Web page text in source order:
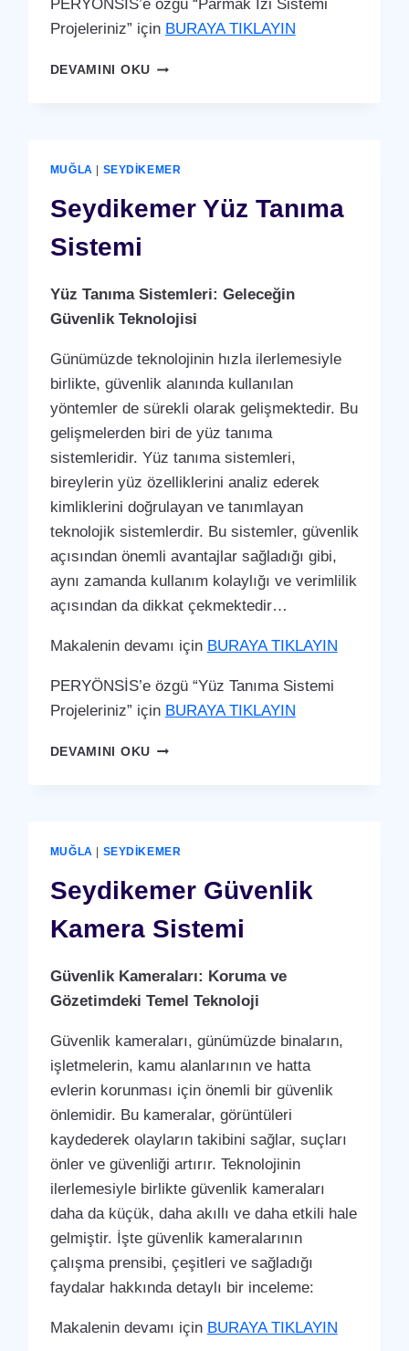
PERYÖNSİS’e özgü “Parmak İzi Sistemi
Projeleriniz” için BURAYA TIKLAYIN
DEVAMINI OKUSEYDIKEMER
MUĞLA SEYDIKEMER
Seydikemer Yüz Tanıma
Sistemi
Yüz Tanıma Sistemleri: Geleceğin
Güvenlik Teknolojisi
Günümüzde teknolojinin hızla ilerlemesiyle
birlikte, güvenlik alanında kullanılan
yöntemler de sürekli olarak gelişmektedir. Bu
gelişmelerden biri de yüz tanıma
sistemleridir. Yüz tanıma sistemleri,
bireylerin yüz özelliklerini analiz ederek
kimliklerini doğrulayan ve tanımlayan
teknolojik sistemlerdir. Bu sistemler, güvenlik
açısından önemli avantajlar sağladığı gibi,
aynı zamanda kullanım kolaylığı ve verimlilik
açısından da dikkat çekmektedir…
Makalenin devamı için BURAYA TIKLAYIN
PERYÖNSİS’e özgü “Yüz Tanıma Sistemi
Projeleriniz” için BURAYA TIKLAYIN
DEVAMINI OKUSEYDIKEMER
MUĞLA SEYDIKEMER
Seydikemer Güvenlik
Kamera Sistemi
Güvenlik Kameraları: Koruma ve
Gözetimdeki Temel Teknoloji
Güvenlik kameraları, günümüzde binaların,
işletmelerin, kamu alanlarının ve hatta
evlerin korunması için önemli bir güvenlik
önlemidir. Bu kameralar, görüntüleri
kaydederek olayların takibini sağlar, suçları
önler ve güvenliği artırır. Teknolojinin
ilerlemesiyle birlikte güvenlik kameraları
daha da küçük, daha akıllı ve daha etkili hale
gelmiştir. İşte güvenlik kameralarının
çalışma prensibi, çeşitleri ve sağladığı
faydalar hakkında detaylı bir inceleme:
Makalenin devamı için BURAYA TIKLAYIN